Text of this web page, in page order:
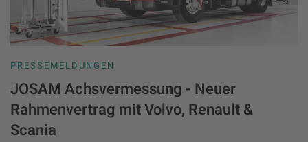
PRESSEMELDUNGEN
JOSAM Achsvermessung - Neuer
Rahmenvertrag mit Volvo, Renault &
Scania